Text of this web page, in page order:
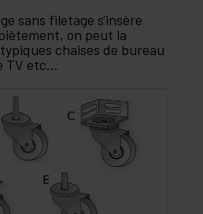
sans filetage s'insère
on peut la
chaises de bureau
TV etc...